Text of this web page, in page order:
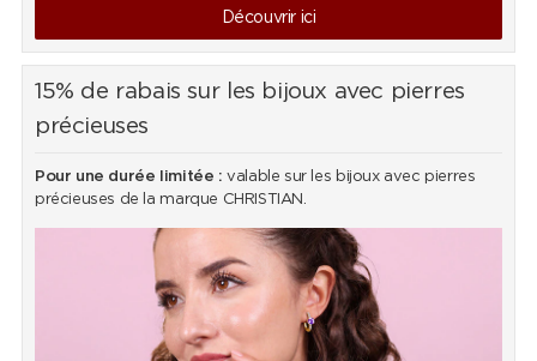
Découvrir ici
15% de rabais sur les bijoux avec pierres
précieuses
Pour une durée limitée : valable sur les bijoux avec pierres
précieuses de la marque CHRISTIAN.